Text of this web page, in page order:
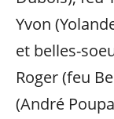
Yvon
et belles-
Roger (feu
(André